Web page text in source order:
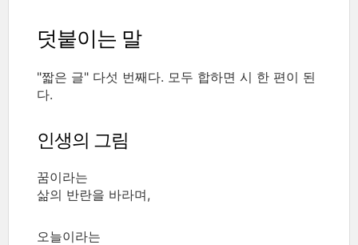
덧붙이는 말
"짧은 글" 다섯 번째다. 모두 합하면 시 한 편이 된
다.
인생의 그림
꿈이라는
삶의 반란을 바라며,
오늘이라는